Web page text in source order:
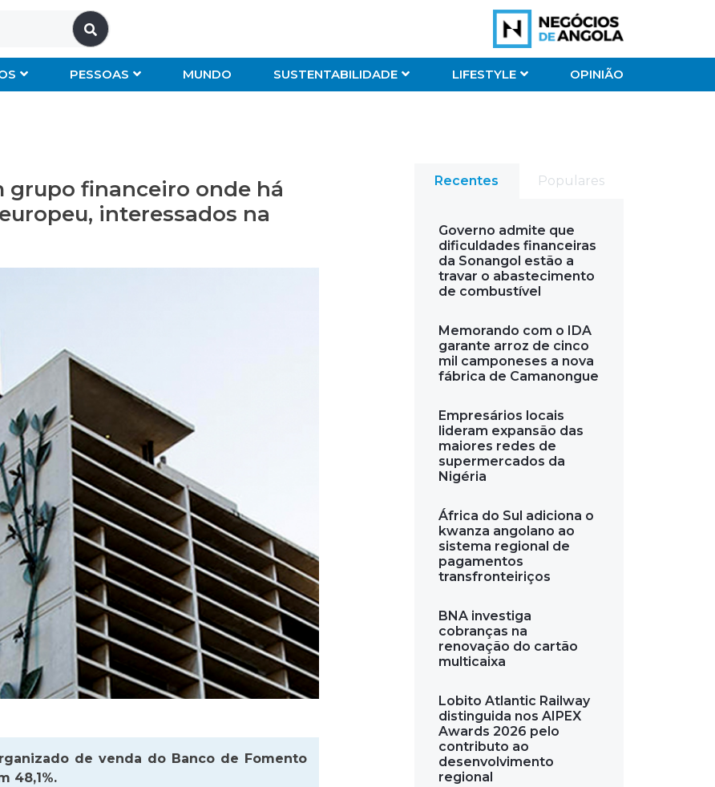
PESSOAS MUNDO SUSTENTABILIDADE LIFESTYLE OPINIÃO
grupo financeiro onde há
interessados na
de venda do Banco de Fomento
48,1%.
Recentes Populares
Governo admite que
dificuldades financeiras
da Sonangol estão a
travar o abastecimento
de combustível
Memorando com o IDA
garante arroz de cinco
mil camponeses a nova
fábrica de Camanongue
Empresários locais
lideram expansão das
maiores redes de
supermercados da
Nigéria
África do Sul adiciona o
kwanza angolano ao
sistema regional de
pagamentos
transfronteiriços
BNA investiga
cobranças na
renovação do cartão
multicaixa
Lobito Atlantic Railway
distinguida nos AIPEX
Awards 2026 pelo
contributo ao
desenvolvimento
regional